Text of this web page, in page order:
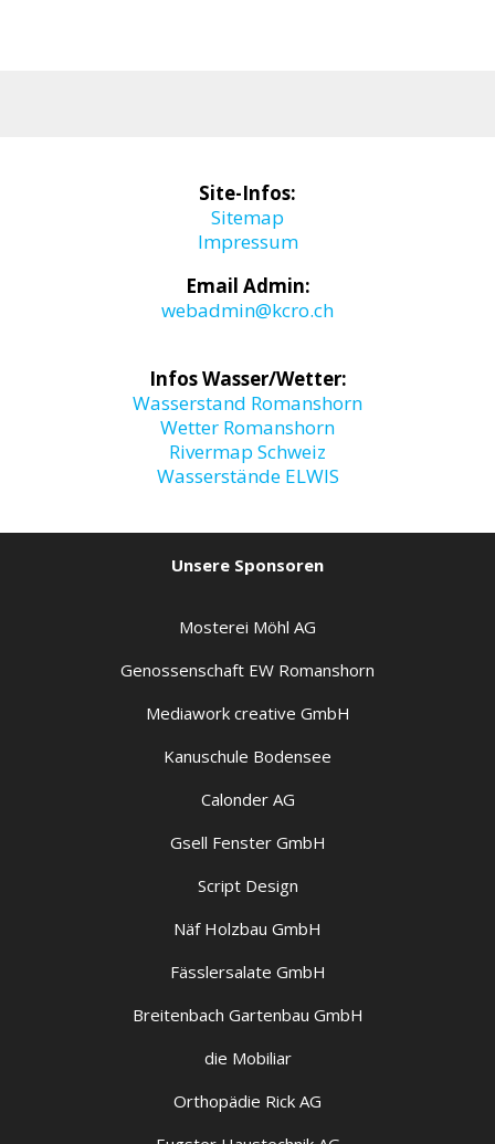
Site-Infos:
Sitemap
Impressum
Email Admin:
webadmin@kcro.ch
Infos Wasser/Wetter:
Wasserstand Romanshorn
Wetter Romanshorn
Rivermap Schweiz
Wasserstände ELWIS
Unsere Sponsoren
Mosterei Möhl AG
Genossenschaft EW Romanshorn
Mediawork creative GmbH
Kanuschule Bodensee
Calonder AG
Gsell Fenster GmbH
Script Design
Näf Holzbau GmbH
Fässlersalate GmbH
Breitenbach Gartenbau GmbH
die Mobiliar
Orthopädie Rick AG